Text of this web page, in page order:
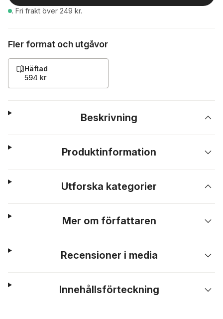
. Fri frakt över 249 kr.
Fler format och utgåvor
Häftad
594 kr
Beskrivning
Produktinformation
Utforska kategorier
Mer om författaren
Recensioner i media
Innehållsförteckning